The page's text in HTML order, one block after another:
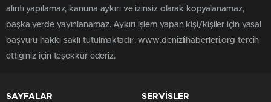
alıntı yapılamaz, kanuna aykırı ve izinsiz olarak kopyalanamaz,
başka yerde yayınlanamaz. Aykırı işlem yapan kişi/kişiler için yasal
başvuru hakkı saklı tutulmaktadır. www.denizlihaberleri.org tercih
ettiğiniz için teşekkür ederiz.
SAYFALAR SERVİSLER